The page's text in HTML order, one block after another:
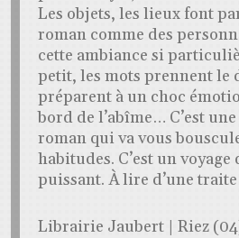
Les objets, les lieux font
roman comme des
cette ambiance si
petit, les mots prennent le
préparent à un choc
bord de l’abîme… C’est
roman qui va vous
habitudes. C’est un voyage
puissant. À lire d’une
Librairie Jaubert | Riez